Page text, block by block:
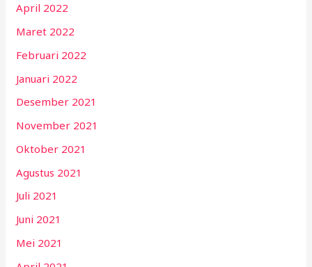
April 2022
Maret 2022
Februari 2022
Januari 2022
Desember 2021
November 2021
Oktober 2021
Agustus 2021
Juli 2021
Juni 2021
Mei 2021